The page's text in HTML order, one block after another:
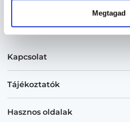
Megtagad
Kapcsolat
Tájékoztatók
Hasznos oldalak